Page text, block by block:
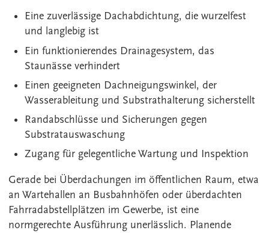
Eine zuverlässige Dachabdichtung, die wurzelfest
und langlebig ist
Ein funktionierendes Drainagesystem, das
Staunässe verhindert
Einen geeigneten Dachneigungswinkel, der
Wasserableitung und Substrathalterung sicherstellt
Randabschlüsse und Sicherungen gegen
Substratauswaschung
Zugang für gelegentliche Wartung und Inspektion
Gerade bei Überdachungen im öffentlichen Raum, etwa
an Wartehallen an Busbahnhöfen oder überdachten
Fahrradabstellplätzen im Gewerbe, ist eine
normgerechte Ausführung unerlässlich. Planende